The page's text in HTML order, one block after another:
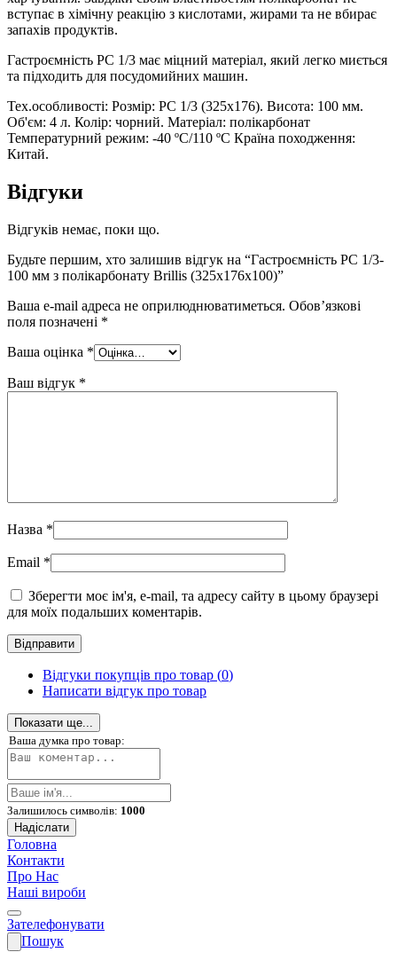
вступає в хімічну реакцію з кислотами, жирами та не вбирає
запахів продуктів.
Гастроємність РС 1/3 має міцний матеріал, який легко миється
та підходить для посудомийних машин.
Тех.особливості: Розмір: PC 1/3 (325х176). Висота: 100 мм.
Об'єм: 4 л. Колір: чорний. Матеріал: полікарбонат
Температурний режим: -40 ºC/110 ºC Країна походження:
Китай.
Відгуки
Відгуків немає, поки що.
Будьте першим, хто залишив відгук на “Гастроємність РС 1/3-
100 мм з полікарбонату Brillis (325х176х100)”
Ваша e-mail адреса не оприлюднюватиметься. Обов’язкові
поля позначені *
Ваша оцінка *
Ваш відгук *
Назва *
Email *
Зберегти моє ім'я, e-mail, та адресу сайту в цьому браузері
для моїх подальших коментарів.
Відгуки покупців про товар (0)
Написати відгук про товар
Показати ще...
Ваша думка про товар:
Залишилось символів: 1000
Надіслати
Головна
Контакти
Про Нас
Наші вироби
Зателефонувати
Пошук